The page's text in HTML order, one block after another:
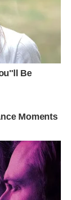
зовсім чисту
появі яких
пральну і
Я ж,
Ми так
прекрасного
“Я все
Богу, а ти
все